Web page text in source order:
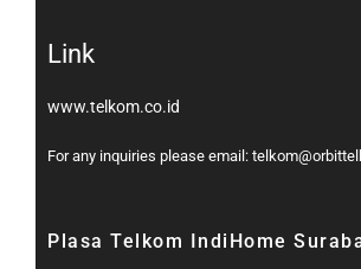
Link
www.telkom.co.id
For any inquiries please email:
Plasa Telkom IndiHome